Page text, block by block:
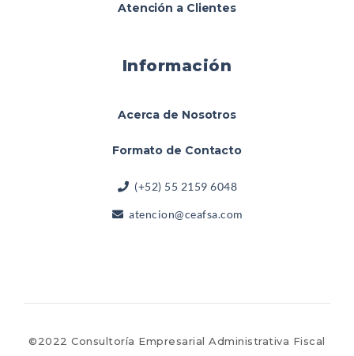
Atención a Clientes
Información
Acerca de Nosotros
Formato de Contacto
(+52) 55 2159 6048
atencion@ceafsa.com
©2022 Consultoría Empresarial Administrativa Fiscal